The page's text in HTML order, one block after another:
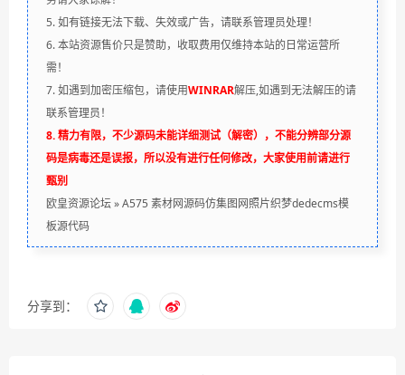
5. 如有链接无法下载、失效或广告，请联系管理员处理！
6. 本站资源售价只是赞助，收取费用仅维持本站的日常运营所
需！
7. 如遇到加密压缩包，请使用WINRAR解压,如遇到无法解压的请
联系管理员！
8. 精力有限，不少源码未能详细测试（解密），不能分辨部分源
码是病毒还是误报，所以没有进行任何修改，大家使用前请进行
甄别
欧皇资源论坛»A575 素材网源码仿集图网照片织梦dedecms模
板源代码
分享到：